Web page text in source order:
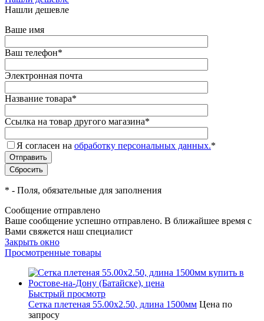
Нашли дешевле
Ваше имя
Ваш телефон*
Электронная почта
Название товара*
Ссылка на товар другого магазина*
Я согласен на обработку персональных данных.*
* - Поля, обязательные для заполнения
Сообщение отправлено
Ваше сообщение успешно отправлено. В ближайшее время с
Вами свяжется наш специалист
Закрыть окно
Просмотренные товары
Быстрый просмотр
Сетка плетеная 55.00x2.50, длина 1500мм Цена по
запросу